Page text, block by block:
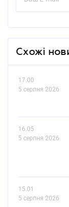
Схожі
17.00
5 серпня 2026
16.05
5 серпня 2026
15.01
5 серпня 2026